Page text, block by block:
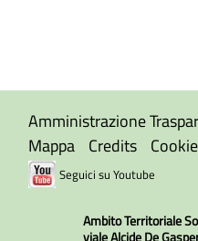
Amministrazione
Mappa Credits
Seguici su Youtube
Ambito Territoriale